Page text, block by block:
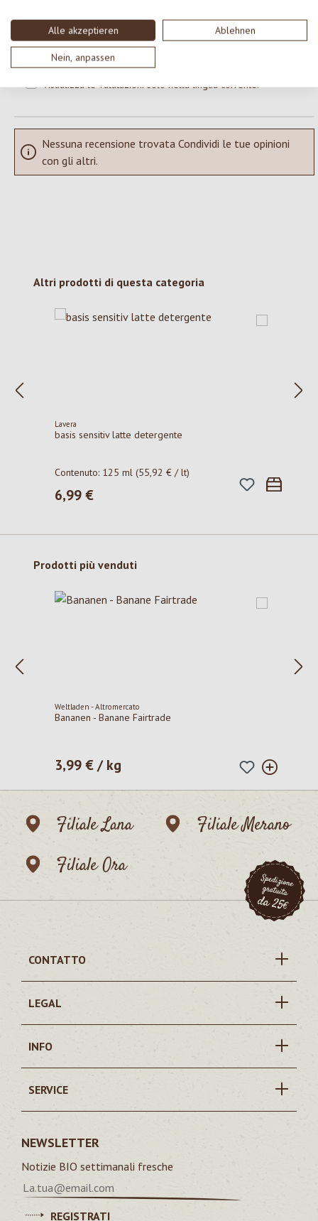
Alle akzeptieren Ablehnen
Nein, anpassen
SCRIVERE UNA RECENSIONE
Visualizza le valutazioni solo nella lingua corrente.
Nessuna recensione trovata Condividi le tue opinioni
con gli altri.
Salta la galleria dei prodotti
Altri prodotti di questa categoria
Lavera
basis sensitiv latte detergente
Contenuto: 125 ml(55,92 € / lt)
Prezzo normale:
6,99 €
Salta la galleria dei prodotti
Prodotti più venduti
Weltladen - Altromercato
Bananen - Banane Fairtrade
Prezzo normale:
3,99 € / kg
Filiale Lana
Filiale Merano
Filiale Ora
CONTATTO
LEGAL
INFO
SERVICE
NEWSLETTER
Notizie BIO settimanali fresche
REGISTRATI